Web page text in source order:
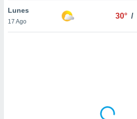
ni para
o
Lunes
17 Ago
30° /